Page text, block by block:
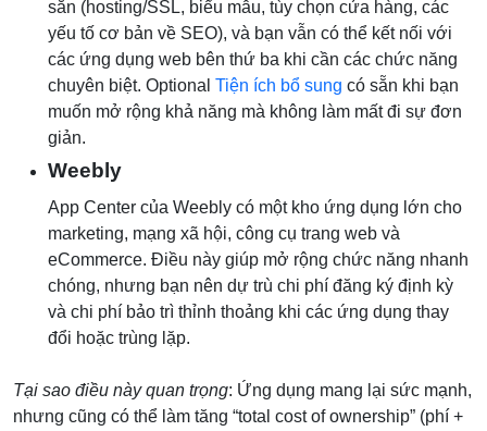
sẵn (hosting/SSL, biểu mẫu, tùy chọn cửa hàng, các
yếu tố cơ bản về SEO), và bạn vẫn có thể kết nối với
các ứng dụng web bên thứ ba khi cần các chức năng
chuyên biệt. Optional Tiện ích bổ sung có sẵn khi bạn
muốn mở rộng khả năng mà không làm mất đi sự đơn
giản.
Weebly
App Center của Weebly có một kho ứng dụng lớn cho
marketing, mạng xã hội, công cụ trang web và
eCommerce. Điều này giúp mở rộng chức năng nhanh
chóng, nhưng bạn nên dự trù chi phí đăng ký định kỳ
và chi phí bảo trì thỉnh thoảng khi các ứng dụng thay
đổi hoặc trùng lặp.
Tại sao điều này quan trọng: Ứng dụng mang lại sức mạnh,
nhưng cũng có thể làm tăng “total cost of ownership” (phí +